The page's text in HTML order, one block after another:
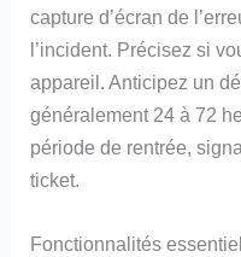
capture d’écran de
l’incident. Précisez si
appareil. Anticipez un
généralement 24 à 72
période de rentrée,
ticket.
Fonctionnalités